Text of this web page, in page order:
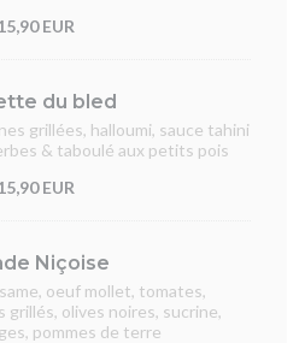
EUR
du bled
grillées, halloumi, sauce tahini
& taboulé aux petits pois
EUR
Niçoise
oeuf mollet, tomates,
grillés, olives noires, sucrine,
pommes de terre